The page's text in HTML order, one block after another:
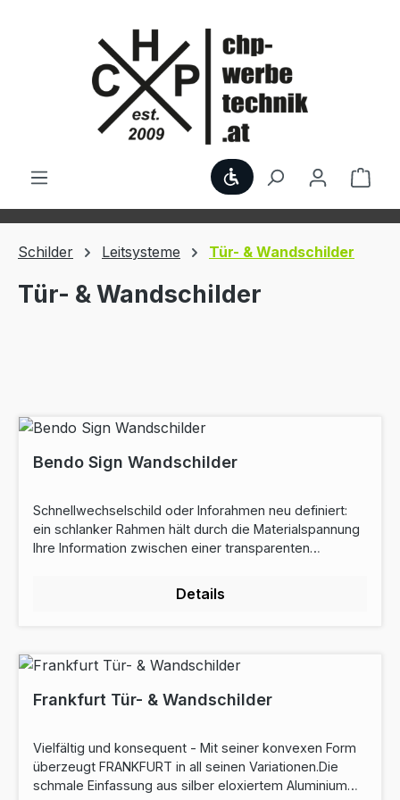
Werkzeugleiste
Schilder Leitsysteme Tür- & Wandschilder
Tür- & Wandschilder
Bendo Sign Wandschilder
Schnellwechselschild oder Inforahmen neu definiert:
ein schlanker Rahmen hält durch die Materialspannung
Ihre Information zwischen einer transparenten
Querformat verwendbar schlanker Rahmen aus
Edelstahl leichter Austausch des Informationsmediums
Details
Frankfurt Tür- & Wandschilder
Vielfältig und konsequent - Mit seiner konvexen Form
überzeugt FRANKFURT in all seinen Variationen.Die
schmale Einfassung aus silber eloxiertem Aluminium